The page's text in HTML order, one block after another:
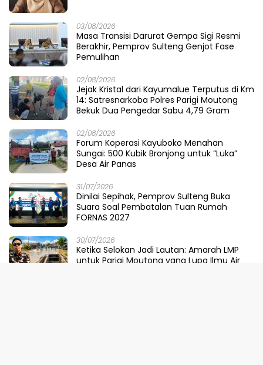
03/08/2026
Masa Transisi Darurat Gempa Sigi Resmi
Berakhir, Pemprov Sulteng Genjot Fase
Pemulihan
02/08/2026
Jejak Kristal dari Kayumalue Terputus di Km
14: Satresnarkoba Polres Parigi Moutong
Bekuk Dua Pengedar Sabu 4,79 Gram
02/08/2026
Forum Koperasi Kayuboko Menahan
Sungai: 500 Kubik Bronjong untuk “Luka”
Desa Air Panas
31/07/2026
Dinilai Sepihak, Pemprov Sulteng Buka
Suara Soal Pembatalan Tuan Rumah
FORNAS 2027
30/07/2026
Ketika Selokan Jadi Lautan: Amarah LMP
untuk Parigi Moutong yang Lupa Ilmu Air